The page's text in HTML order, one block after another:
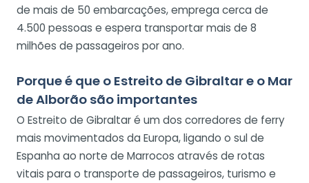
de mais de 50 embarcações, emprega cerca de
4.500 pessoas e espera transportar mais de 8
milhões de passageiros por ano.
Porque é que o Estreito de Gibraltar e o Mar
de Alborão são importantes
O Estreito de Gibraltar é um dos corredores de ferry
mais movimentados da Europa, ligando o sul de
Espanha ao norte de Marrocos através de rotas
vitais para o transporte de passageiros, turismo e